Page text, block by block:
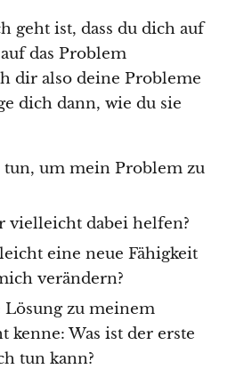
geht ist, dass du dich auf
das Problem
dir also deine Probleme
dich dann, wie du sie
tun, um mein Problem zu
vielleicht dabei helfen?
eine neue Fähigkeit
verändern?
zu meinem
kenne: Was ist der erste
tun kann?